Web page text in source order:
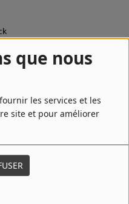
que nous
les services et les
site et pour améliorer